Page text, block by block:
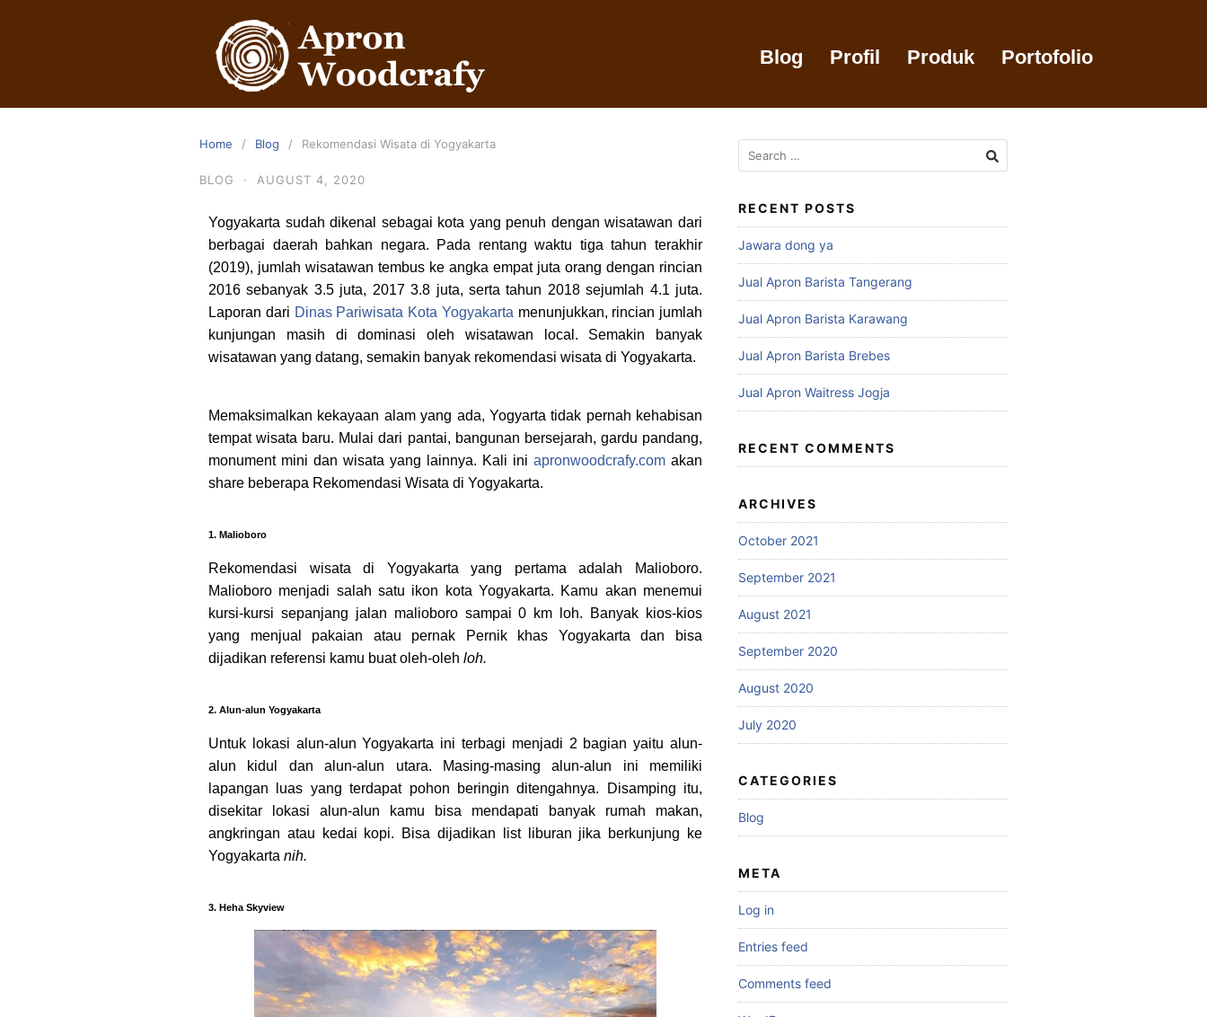
Blog Profil Produk Portofolio
Home Blog Rekomendasi Wisata di Yogyakarta
BLOG · AUGUST 4, 2020
Yogyakarta sudah dikenal sebagai kota yang penuh dengan wisatawan dari
berbagai daerah bahkan negara. Pada rentang waktu tiga tahun terakhir
(2019), jumlah wisatawan tembus ke angka empat juta orang dengan rincian
2016 sebanyak 3.5 juta, 2017 3.8 juta, serta tahun 2018 sejumlah 4.1 juta.
Laporan dari Dinas Pariwisata Kota Yogyakarta menunjukkan, rincian jumlah
kunjungan masih di dominasi oleh wisatawan local. Semakin banyak
wisatawan yang datang, semakin banyak rekomendasi wisata di Yogyakarta.
Memaksimalkan kekayaan alam yang ada, Yogyarta tidak pernah kehabisan
tempat wisata baru. Mulai dari pantai, bangunan bersejarah, gardu pandang,
monument mini dan wisata yang lainnya. Kali ini apronwoodcrafy.com akan
share beberapa Rekomendasi Wisata di Yogyakarta.
1. Malioboro
Rekomendasi wisata di Yogyakarta yang pertama adalah Malioboro.
Malioboro menjadi salah satu ikon kota Yogyakarta. Kamu akan menemui
kursi-kursi sepanjang jalan malioboro sampai 0 km loh. Banyak kios-kios
yang menjual pakaian atau pernak Pernik khas Yogyakarta dan bisa
dijadikan referensi kamu buat oleh-oleh loh.
2. Alun-alun Yogyakarta
Untuk lokasi alun-alun Yogyakarta ini terbagi menjadi 2 bagian yaitu alun-
alun kidul dan alun-alun utara. Masing-masing alun-alun ini memiliki
lapangan luas yang terdapat pohon beringin ditengahnya. Disamping itu,
disekitar lokasi alun-alun kamu bisa mendapati banyak rumah makan,
angkringan atau kedai kopi. Bisa dijadikan list liburan jika berkunjung ke
Yogyakarta nih.
3. Heha Skyview
RECENT POSTS
Jawara dong ya
Jual Apron Barista Tangerang
Jual Apron Barista Karawang
Jual Apron Barista Brebes
Jual Apron Waitress Jogja
RECENT COMMENTS
ARCHIVES
October 2021
September 2021
August 2021
September 2020
August 2020
July 2020
CATEGORIES
Blog
META
Log in
Entries feed
Comments feed